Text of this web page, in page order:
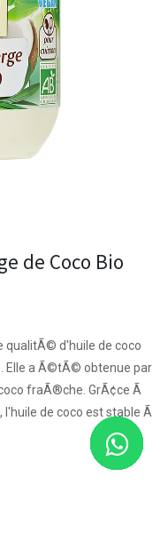
de Coco Bio
d'huile de coco
Elle a Ã©tÃ© obtenue par
fraÃ®che. GrÃ¢ce Ã
de coco est stable Ã